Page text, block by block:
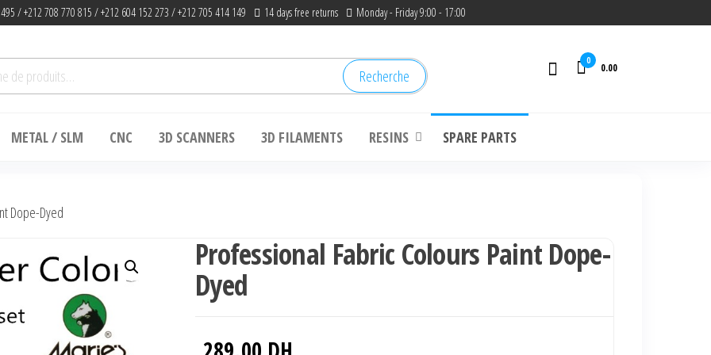
/ +212 708 770 815 / +212 604 152 273 / +212 705 414 149 14 days free returns Monday - Friday 9:00 - 17:00
Recherche
0
0.00
METAL / SLM CNC 3D SCANNERS 3D FILAMENTS RESINS SPARE PARTS
Dope-Dyed
Professional Fabric Colours Paint Dope-
Dyed